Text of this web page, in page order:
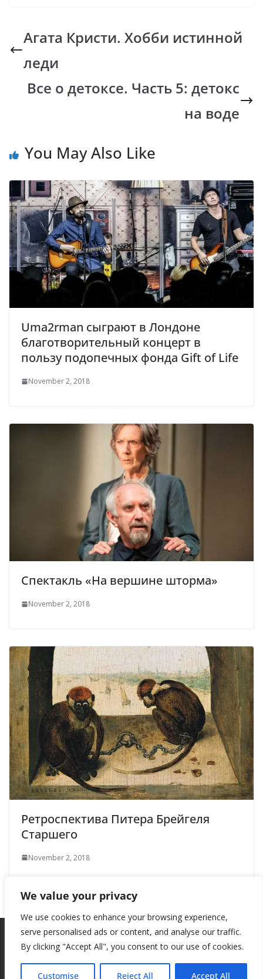
We value your privacy
We use cookies to enhance your browsing experience,
serve personalised ads or content, and analyse our traffic.
By clicking "Accept All", you consent to our use of cookies.
Customise Reject All Accept All
b
o
o
k
s
A
p
y
Li
k
gr
a
Агата Кристи. Хобби истинной
леди
Все о детоксе. Часть 5: детокс
на воде
You May Also Like
Uma2rman сыграют в Лондоне
благотворительный концерт в
пользу подопечных фонда Gift of Life
November 2, 2018
Спектакль «На вершине шторма»
November 2, 2018
Ретроспектива Питера Брейгеля
Старшего
November 2, 2018
Theme:ColorMag by ThemeGrill. Powered byWordPress